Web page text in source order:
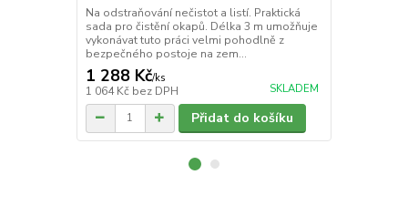
Na odstraňování nečistot a listí. Praktická
sada pro čistění okapů. Délka 3 m umožňuje
vykonávat tuto práci velmi pohodlně z
bezpečného postoje na zem...
1 288 Kč/ks
1 064 Kč bez DPH SKLADEM
Přidat do košíku